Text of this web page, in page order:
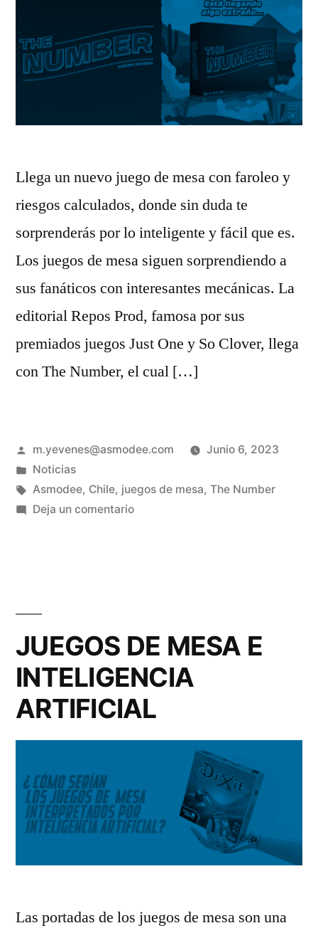
Llega un nuevo juego de mesa con faroleo y
riesgos calculados, donde sin duda te
sorprenderás por lo inteligente y fácil que es.
Los juegos de mesa siguen sorprendiendo a
sus fanáticos con interesantes mecánicas. La
editorial Repos Prod, famosa por sus
premiados juegos Just One y So Clover, llega
con The Number, el cual […]
m.yevenes@asmodee.com
Junio 6, 2023
Noticias
Asmodee, Chile, juegos de mesa, The Number
Deja un comentario
JUEGOS DE MESA E
INTELIGENCIA
ARTIFICIAL
Las portadas de los juegos de mesa son una